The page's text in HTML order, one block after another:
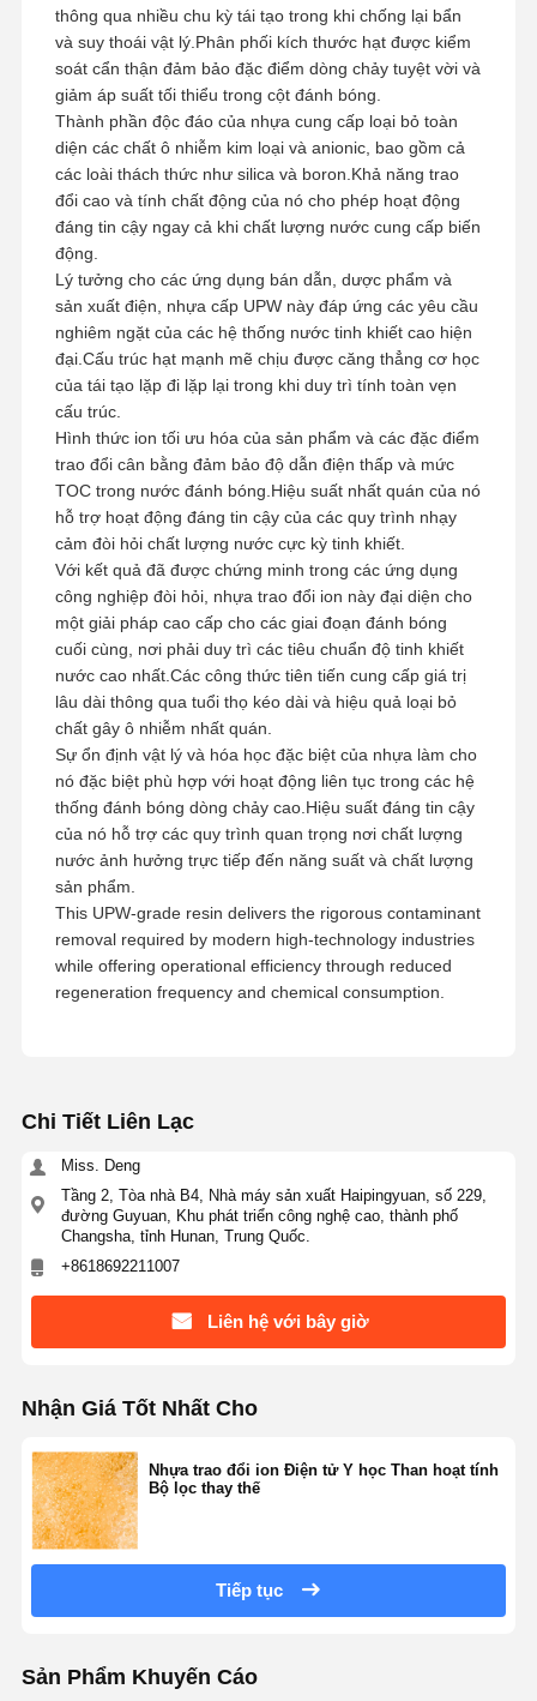
Thiết bị nước siêu tinh khiết
Hệ thống lọc nước siêu tinh khiết
Hệ Thống Nước RO Siêu Tinh Khiết
Hệ thống lọc nước công nghiệp
Máy nước khử ion
Các sản phẩm tiêu thụ tinh khiết nước
Phụ kiện hệ thống lọc nước
thông qua nhiều chu kỳ tái tạo trong khi chống lại bẩn
và suy thoái vật lý.Phân phối kích thước hạt được kiểm
soát cẩn thận đảm bảo đặc điểm dòng chảy tuyệt vời và
giảm áp suất tối thiểu trong cột đánh bóng.
Thành phần độc đáo của nhựa cung cấp loại bỏ toàn
diện các chất ô nhiễm kim loại và anionic, bao gồm cả
các loài thách thức như silica và boron.Khả năng trao
đổi cao và tính chất động của nó cho phép hoạt động
đáng tin cậy ngay cả khi chất lượng nước cung cấp biến
động.
Lý tưởng cho các ứng dụng bán dẫn, dược phẩm và
sản xuất điện, nhựa cấp UPW này đáp ứng các yêu cầu
nghiêm ngặt của các hệ thống nước tinh khiết cao hiện
đại.Cấu trúc hạt mạnh mẽ chịu được căng thẳng cơ học
của tái tạo lặp đi lặp lại trong khi duy trì tính toàn vẹn
cấu trúc.
Hình thức ion tối ưu hóa của sản phẩm và các đặc điểm
trao đổi cân bằng đảm bảo độ dẫn điện thấp và mức
TOC trong nước đánh bóng.Hiệu suất nhất quán của nó
hỗ trợ hoạt động đáng tin cậy của các quy trình nhạy
cảm đòi hỏi chất lượng nước cực kỳ tinh khiết.
Với kết quả đã được chứng minh trong các ứng dụng
công nghiệp đòi hỏi, nhựa trao đổi ion này đại diện cho
một giải pháp cao cấp cho các giai đoạn đánh bóng
cuối cùng, nơi phải duy trì các tiêu chuẩn độ tinh khiết
nước cao nhất.Các công thức tiên tiến cung cấp giá trị
lâu dài thông qua tuổi thọ kéo dài và hiệu quả loại bỏ
chất gây ô nhiễm nhất quán.
Sự ổn định vật lý và hóa học đặc biệt của nhựa làm cho
nó đặc biệt phù hợp với hoạt động liên tục trong các hệ
thống đánh bóng dòng chảy cao.Hiệu suất đáng tin cậy
của nó hỗ trợ các quy trình quan trọng nơi chất lượng
nước ảnh hưởng trực tiếp đến năng suất và chất lượng
sản phẩm.
This UPW-grade resin delivers the rigorous contaminant
removal required by modern high-technology industries
while offering operational efficiency through reduced
regeneration frequency and chemical consumption.
Chi Tiết Liên Lạc
Miss. Deng
Tầng 2, Tòa nhà B4, Nhà máy sản xuất Haipingyuan, số 229,
đường Guyuan, Khu phát triển công nghệ cao, thành phố
Changsha, tỉnh Hunan, Trung Quốc.
+8618692211007
Liên hệ với bây giờ
Nhận Giá Tốt Nhất Cho
Nhựa trao đổi ion Điện tử Y học Than hoạt tính
Bộ lọc thay thế
Tiếp tục
Sản Phẩm Khuyến Cáo